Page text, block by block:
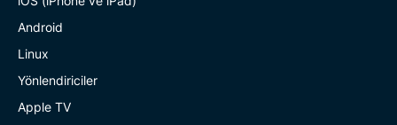
Android
Linux
Yönlendiriciler
Apple TV